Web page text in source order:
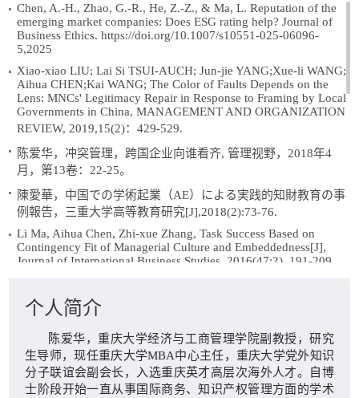
Chen, A.-H., Zhao, G.-R., He, Z.-Z., & Ma, L. Reputation of the
emerging market companies: Does ESG rating help? Journal of
Business Ethics. https://doi.org/10.1007/s10551-025-06096-
5,2025
Xiao-xiao LIU; Lai Si TSUI-AUCH; Jun-jie YANG;Xue-li WANG;
Aihua CHEN;Kai WANG; The Color of Faults Depends on the
Lens: MNCs' Legitimacy Repair in Response to Framing by Local
Governments in China, MANAGEMENT AND ORGANIZATION
REVIEW, 2019,15(2)：429-529.
陈爱华，冲突管理，跨国企业向谁看齐, 管理视野，2018年4
月，第13卷：22-25。
陳愛華，中国での学術起業（AE）による実践的知財教育の事
例報告，三重大学高等教育研究[J],2018(2):73-76.
Li Ma, Aihua Chen, Zhi-xue Zhang, Task Success Based on
Contingency Fit of Managerial Culture and Embeddedness[J],
Journal of International Business Studies, 2016(47:2), 191-209.
（社会科学版）》，2015年第21卷第5期，35-43
年第7期，96-100
陈爱华，日本关于商业秘密构成要件的认定，《知识产权》，
2012年第12期，91-98
个人简介
陈爱华，重庆大学经济与工商管理学院副教授，研究
生导师，现任重庆大学MBA中心主任， 重庆大学党外知识
分子联谊会副会长，
入选重庆英才高层次海外人才。
自博
士阶段开始一直从事国际商务、知识产权管理方面的学术